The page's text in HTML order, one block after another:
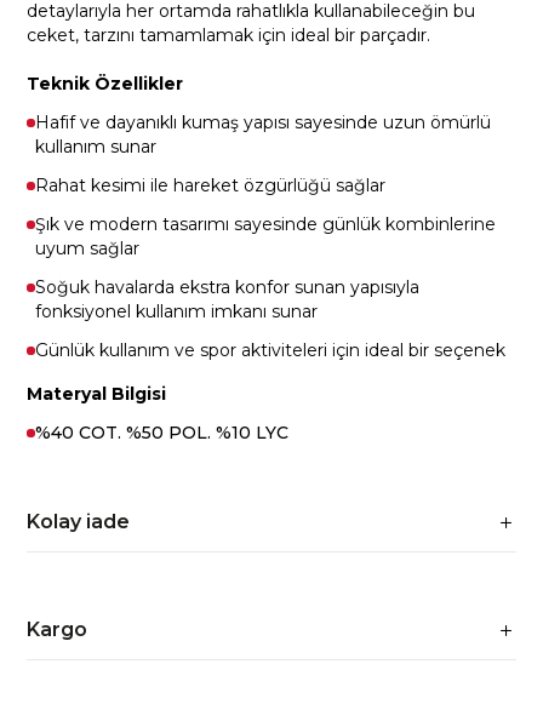
detaylarıyla her ortamda rahatlıkla kullanabileceğin bu
ceket, tarzını tamamlamak için ideal bir parçadır.
Teknik Özellikler
Hafif ve dayanıklı kumaş yapısı sayesinde uzun ömürlü
kullanım sunar
Rahat kesimi ile hareket özgürlüğü sağlar
Şık ve modern tasarımı sayesinde günlük kombinlerine
uyum sağlar
Soğuk havalarda ekstra konfor sunan yapısıyla
fonksiyonel kullanım imkanı sunar
Günlük kullanım ve spor aktiviteleri için ideal bir seçenek
Materyal Bilgisi
%40 COT. %50 POL. %10 LYC
Kolay iade
Kargo